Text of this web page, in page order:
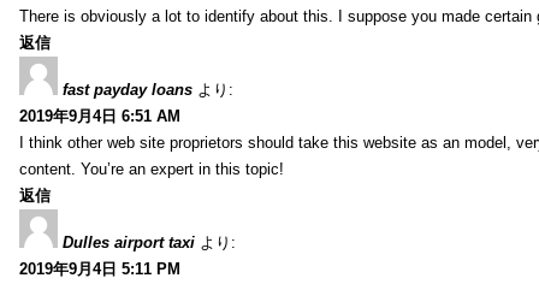
There is obviously a lot to identify about this. I suppose you made certain
返信
fast payday loans より:
2019年9月4日 6:51 AM
I think other web site proprietors should take this website as an model,
content. You’re an expert in this topic!
返信
Dulles airport taxi より:
2019年9月4日 5:11 PM